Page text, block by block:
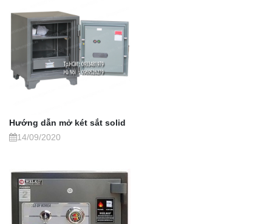
Hướng dẫn mở két sắt solid
14/09/2020